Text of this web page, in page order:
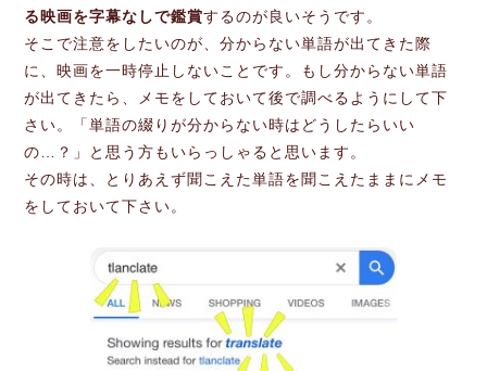
る映画を字幕なしで鑑賞するのが良いそうです。
そこで注意をしたいのが、分からない単語が出てきた際
に、映画を一時停止しないことです。もし分からない単語
が出てきたら、メモをしておいて後で調べるようにして下
さい。「単語の綴りが分からない時はどうしたらいい
の…？」と思う方もいらっしゃると思います。
その時は、とりあえず聞こえた単語を聞こえたままにメモ
をしておいて下さい。